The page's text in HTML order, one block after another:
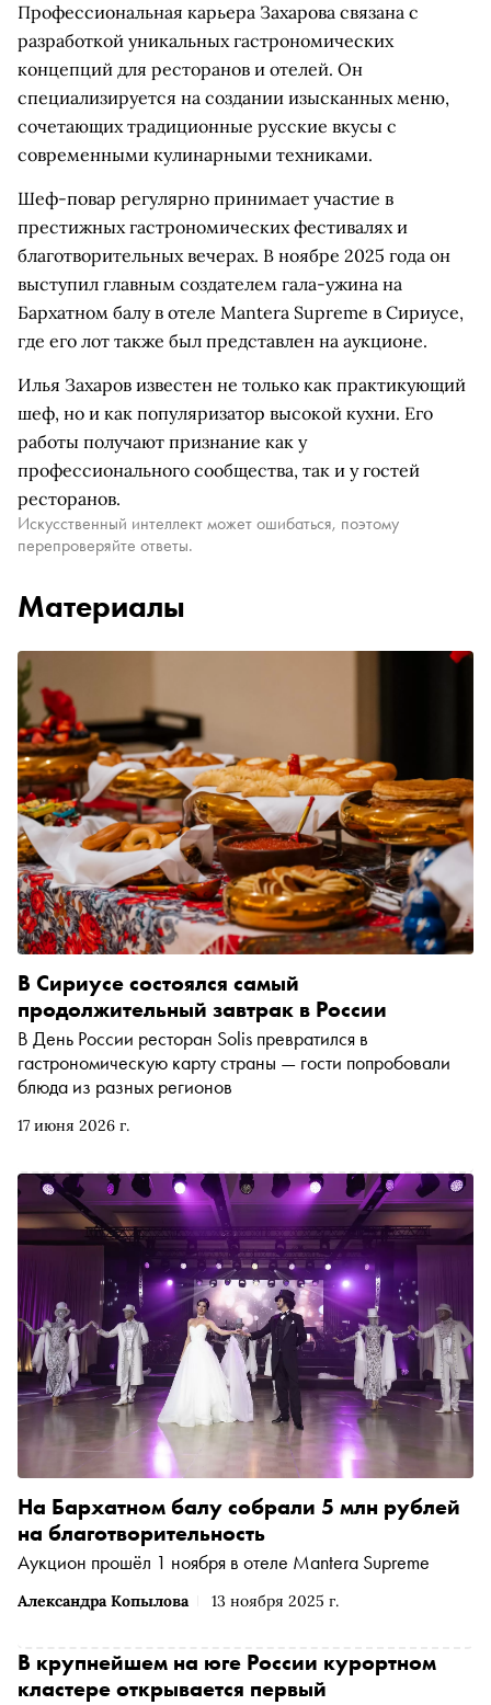
Профессиональная карьера Захарова связана с
разработкой уникальных гастрономических
концепций для ресторанов и отелей. Он
специализируется на создании изысканных меню,
сочетающих традиционные русские вкусы с
современными кулинарными техниками.
Шеф-повар регулярно принимает участие в
престижных гастрономических фестивалях и
благотворительных вечерах. В ноябре 2025 года он
выступил главным создателем гала-ужина на
Бархатном балу в отеле Mantera Supreme в Сириусе,
где его лот также был представлен на аукционе.
Илья Захаров известен не только как практикующий
шеф, но и как популяризатор высокой кухни. Его
работы получают признание как у
профессионального сообщества, так и у гостей
ресторанов.
Искусственный интеллект может ошибаться, поэтому
перепроверяйте ответы.
Материалы
17 июня 2026 г.
В Сириусе состоялся самый
продолжительный завтрак в России
В День России ресторан Solis превратился в
гастрономическую карту страны — гости попробовали
блюда из разных регионов
Александра Копылова 13 ноября 2025 г.
На Бархатном балу собрали 5 млн рублей
на благотворительность
Аукцион прошёл 1 ноября в отеле Mantera Supreme
В крупнейшем на юге России курортном
кластере открывается первый